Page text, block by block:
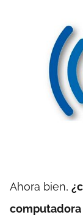
Ahora bien,